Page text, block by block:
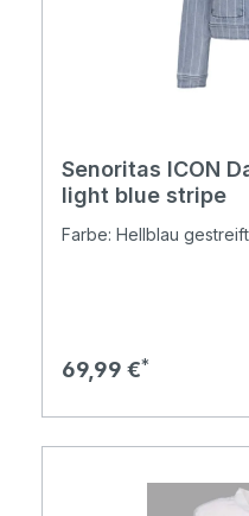
Senoritas ICON
light blue stripe
Farbe: Hellblau
Regulärer Preis:
69,99 €